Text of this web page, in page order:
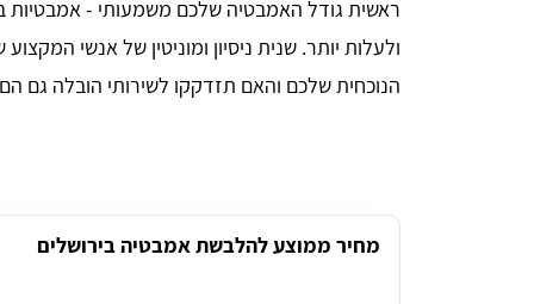
ראשית גודל האמבטיה שלכם משמעותי - אמבטיות
ולעלות יותר. שנית ניסיון ומוניטין של אנשי
הנוכחית שלכם והאם תזדקקו לשירותי הובלה גם
מחיר ממוצע להלבשת אמבטיה בירושלים